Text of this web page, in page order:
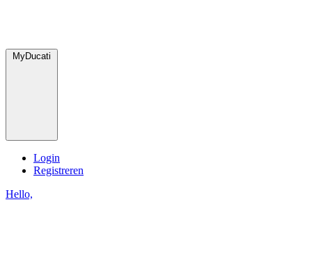
MyDucati
Login
Registreren
Hello,